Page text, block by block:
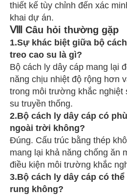
thiết kế tùy chỉnh đến xác
khai dự án.
Ⅷ Câu hỏi thường gặp
1.Sự khác biệt giữa bộ
treo cao su là gì?
Bộ cách ly dây cáp mang lại
năng chịu nhiệt độ rộng hơn
trong môi trường khắc nghiệt
su truyền thống.
2.Bộ cách ly dây cáp có
ngoài trời không?
Đúng. Cấu trúc bằng thép
mang lại khả năng chống ăn
điều kiện môi trường khắc
3.Bộ cách ly dây cáp có
rung không?